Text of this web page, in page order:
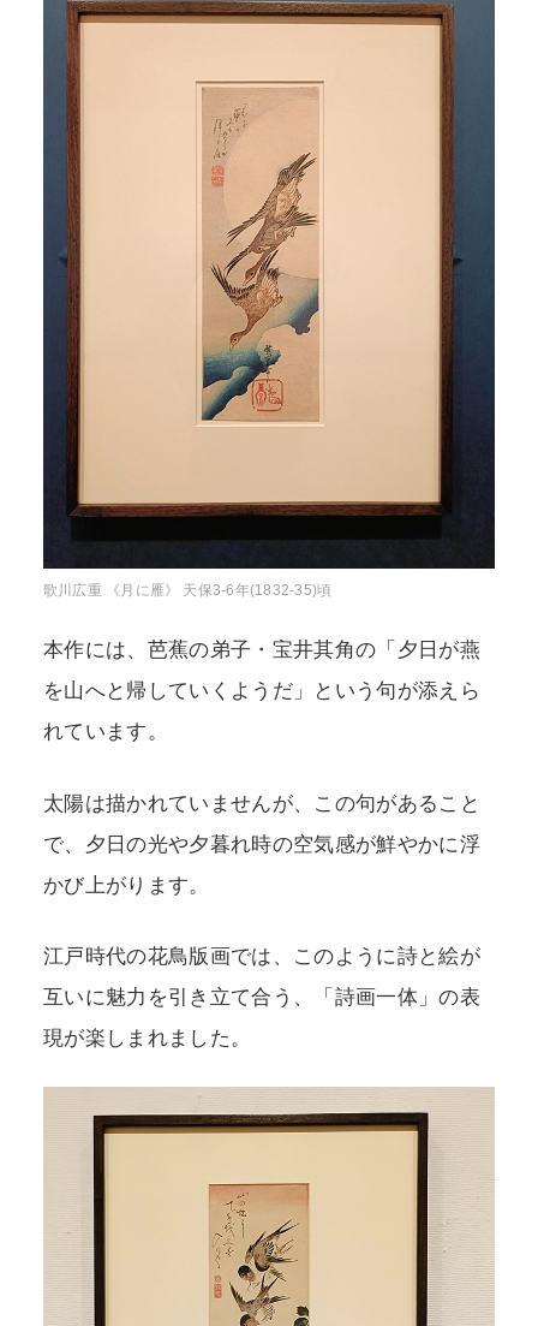
歌川広重 《月に雁》 天保3-6年(1832-35)頃
本作には、芭蕉の弟子・宝井其角の「夕日が燕
を山へと帰していくようだ」という句が添えら
れています。
太陽は描かれていませんが、この句があること
で、夕日の光や夕暮れ時の空気感が鮮やかに浮
かび上がります。
江戸時代の花鳥版画では、このように詩と絵が
互いに魅力を引き立て合う、「詩画一体」の表
現が楽しまれました。